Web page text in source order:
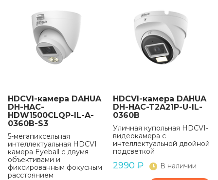
HDCVI-камера DAHUA
DH-HAC-
HDW1500CLQP-IL-A-
0360B-S3
5-мегапиксельная
интеллектуальная HDCVI
камера Eyeball с двумя
объективами и
фиксированным фокусным
расстоянием
HDCVI-камера DAHUA
DH-HAC-T2A21P-U-IL-
0360B
Уличная купольная HDCVI-
видеокамера с
интеллектуальной двойной
подсветкой
2990 ₽ В наличии